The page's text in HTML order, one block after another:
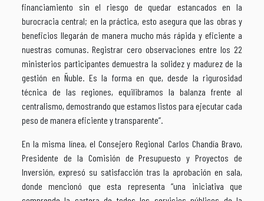
financiamiento sin el riesgo de quedar estancados en la
burocracia central; en la práctica, esto asegura que las obras y
beneficios llegarán de manera mucho más rápida y eficiente a
nuestras comunas. Registrar cero observaciones entre los 22
ministerios participantes demuestra la solidez y madurez de la
gestión en Ñuble. Es la forma en que, desde la rigurosidad
técnica de las regiones, equilibramos la balanza frente al
centralismo, demostrando que estamos listos para ejecutar cada
peso de manera eficiente y transparente”.
En la misma línea, el Consejero Regional Carlos Chandía Bravo,
Presidente de la Comisión de Presupuesto y Proyectos de
Inversión, expresó su satisfacción tras la aprobación en sala,
donde mencionó que esta representa ‘‘una iniciativa que